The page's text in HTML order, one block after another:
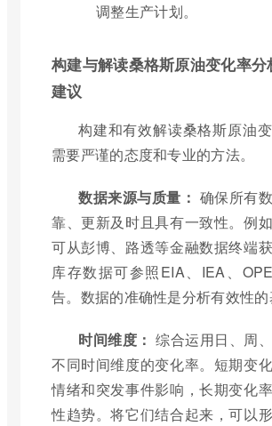
调整生产计划。
构建与解读桑格斯原油变化率分
建议
构建和有效解读桑格斯原油
需要严谨的态度和专业的方法。
数据来源与质量： 确保所有
靠、更新及时且具有一致性。例
可从彭博、路透等金融数据终端
库存数据可参照EIA、IEA、
告。数据的准确性是分析有效性的
时间维度： 综合运用日、周
不同时间维度的变化率。短期变
情绪和突发事件影响，长期变化
性趋势。将它们结合起来，可以